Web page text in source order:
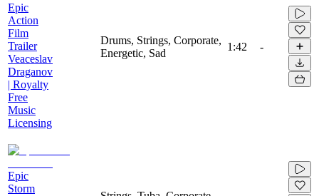
Epic
Action
Film
Trailer
Veaceslav
Draganov
| Royalty
Free
Music
Licensing
Drums, Strings, Corporate,
Energetic, Sad
1:42 -
Epic
Storm